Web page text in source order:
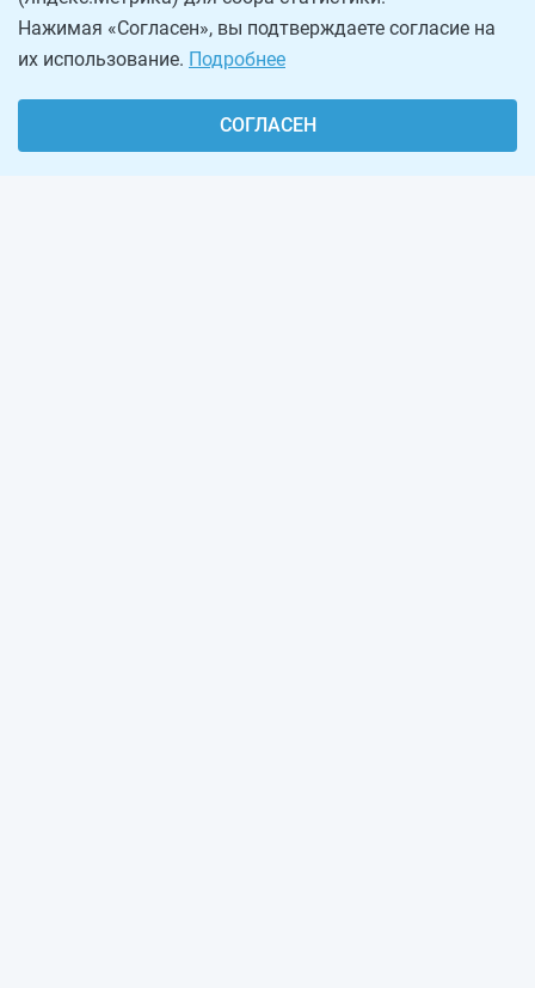
Нажимая «Согласен», вы подтверждаете согласие на
их использование. Подробнее
СОГЛАСЕН